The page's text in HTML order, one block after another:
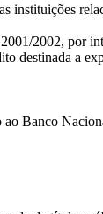
instituições
2002, por
destinada a
Banco